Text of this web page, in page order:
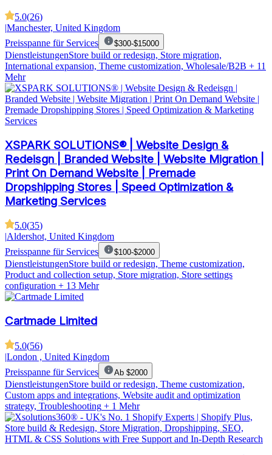
5.0(26)
|Manchester, United Kingdom
Preisspanne für Services
$300-$15000
DienstleistungenStore build or redesign, Store migration,
International expansion, Theme customization, Wholesale/B2B + 11
Mehr
XSPARK SOLUTIONS® | Website Design &
Redeisgn | Branded Website | Website Migration |
Print On Demand Website | Premade
Dropshipping Stores | Speed Optimization &
Marketing Services
5.0(35)
|Aldershot, United Kingdom
Preisspanne für Services
$100-$2000
DienstleistungenStore build or redesign, Theme customization,
Product and collection setup, Store migration, Store settings
configuration + 13 Mehr
Cartmade Limited
5.0(56)
|London , United Kingdom
Preisspanne für Services
Ab $2000
DienstleistungenStore build or redesign, Theme customization,
Custom apps and integrations, Website audit and optimization
strategy, Troubleshooting + 1 Mehr